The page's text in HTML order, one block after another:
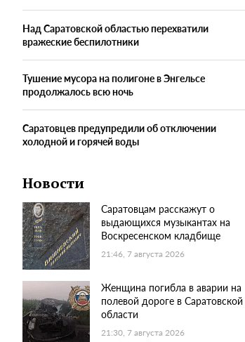
Над Саратовской областью перехватили
вражеские беспилотники
Тушение мусора на полигоне в Энгельсе
продолжалось всю ночь
Саратовцев предупредили об отключении
холодной и горячей воды
Новости
Саратовцам расскажут о
выдающихся музыкантах на
Воскресенском кладбище
21:46, 7 августа 2026
Женщина погибла в аварии на
полевой дороге в Саратовской
области
21:30, 7 августа 2026